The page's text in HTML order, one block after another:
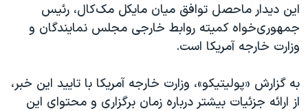
صفحه‌های ویژه
سفر پرزیدنت ترامپ به چین
این دیدار ماحصل توافق میان مایکل مک‌کال، رئیس
جمهوری‌خواه کمیته روابط خارجی مجلس نمایندگان و
وزارت خارجه آمریکا است.
به گزارش «پولیتیکو»، وزارت خارجه آمریکا با تایید این خبر،
از ارائه جزئیات بیشتر درباره زمان برگزاری و محتوای این